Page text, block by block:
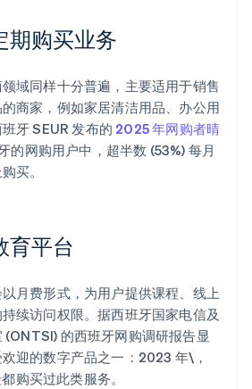
期购买业务
域同样十分普遍，主要适用于销售
商家，例如家居清洁用品、办公用
牙 SEUR 发布的 2025 年网购者晴
的网购用户中，超半数 (53%) 每月
买。
育平台
月费形式，为用户提供课程、线上
续访问权限。据西班牙国家电信及
的西班牙网购调研报告显
迎的数字产品之一：2023 年\，
购买过此类服务。